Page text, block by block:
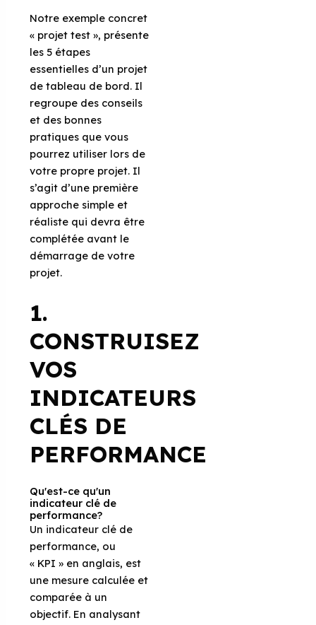
Notre exemple concret
« projet test », présente
les 5 étapes
essentielles d’un projet
de tableau de bord. Il
regroupe des conseils
et des bonnes
pratiques que vous
pourrez utiliser lors de
votre propre projet. Il
s’agit d’une première
approche simple et
réaliste qui devra être
complétée avant le
démarrage de votre
projet.
1.
CONSTRUISEZ
VOS
INDICATEURS
CLÉS DE
PERFORMANCE
Qu'est-ce qu'un
indicateur clé de
performance?
Un indicateur clé de
performance, ou
« KPI » en anglais, est
une mesure calculée et
comparée à un
objectif. En analysant